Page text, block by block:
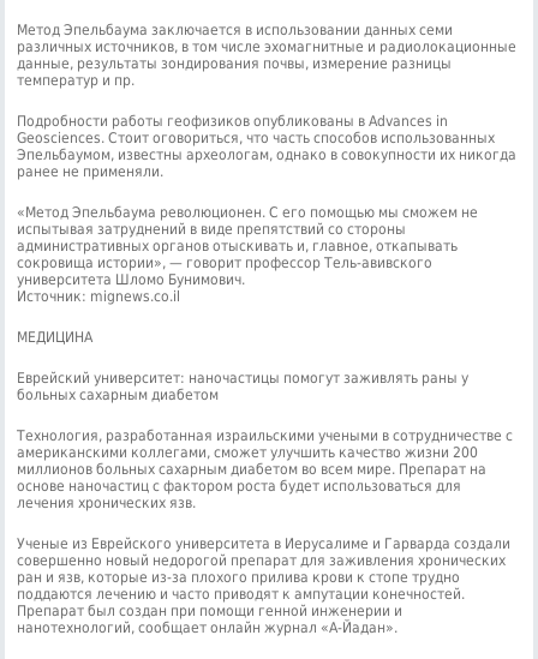
Метод Эпельбаума заключается в использовании данных семи
различных источников, в том числе эхомагнитные и радиолокационные
данные, результаты зондирования почвы, измерение разницы
температур и пр.
Подробности работы геофизиков опубликованы в Advances in
Geosciences. Стоит оговориться, что часть способов использованных
Эпельбаумом, известны археологам, однако в совокупности их никогда
ранее не применяли.
«Метод Эпельбаума революционен. С его помощью мы сможем не
испытывая затруднений в виде препятствий со стороны
административных органов отыскивать и, главное, откапывать
сокровища истории», — говорит профессор Тель-авивского
университета Шломо Бунимович.
Источник: mignews.co.il
МЕДИЦИНА
Еврейский университет: наночастицы помогут заживлять раны у
больных сахарным диабетом
Технология, разработанная израильскими учеными в сотрудничестве с
американскими коллегами, сможет улучшить качество жизни 200
миллионов больных сахарным диабетом во всем мире. Препарат на
основе наночастиц с фактором роста будет использоваться для
лечения хронических язв.
Ученые из Еврейского университета в Иерусалиме и Гарварда создали
совершенно новый недорогой препарат для заживления хронических
ран и язв, которые из-за плохого прилива крови к стопе трудно
поддаются лечению и часто приводят к ампутации конечностей.
Препарат был создан при помощи генной инженерии и
нанотехнологий, сообщает онлайн журнал «А-Йадан».